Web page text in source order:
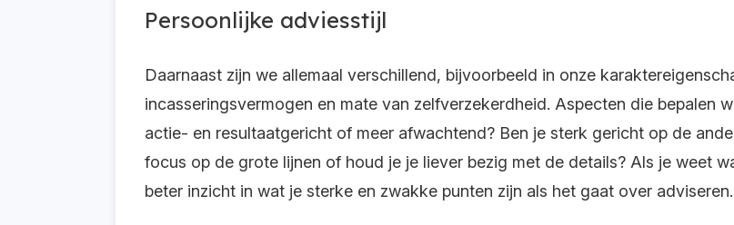
Persoonlijke adviesstijl
Daarnaast zijn we allemaal verschillend, bijvoorbeeld in onze
incasseringsvermogen en mate van zelfverzekerdheid. Aspecten die bepalen
actie- en resultaatgericht of meer afwachtend? Ben je sterk gericht op de
focus op de grote lijnen of houd je je liever bezig met de details? Als je weet
beter inzicht in wat je sterke en zwakke punten zijn als het gaat over adviseren.